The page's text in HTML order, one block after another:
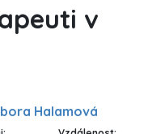
v
Halamová